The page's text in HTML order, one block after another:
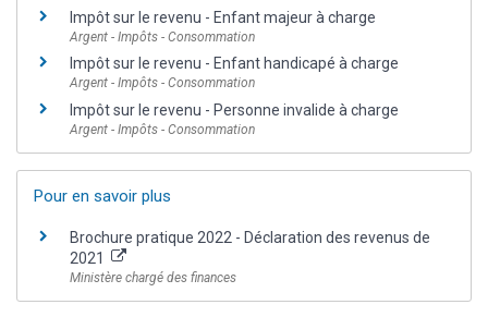
Impôt sur le revenu - Enfant majeur à charge
Argent - Impôts - Consommation
Impôt sur le revenu - Enfant handicapé à charge
Argent - Impôts - Consommation
Impôt sur le revenu - Personne invalide à charge
Argent - Impôts - Consommation
Pour en savoir plus
Brochure pratique 2022 - Déclaration des revenus de
2021
Ministère chargé des finances